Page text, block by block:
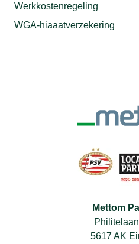
Werkkostenregeling
WGA-hiaaatverzekering
Mettom
5617 AK